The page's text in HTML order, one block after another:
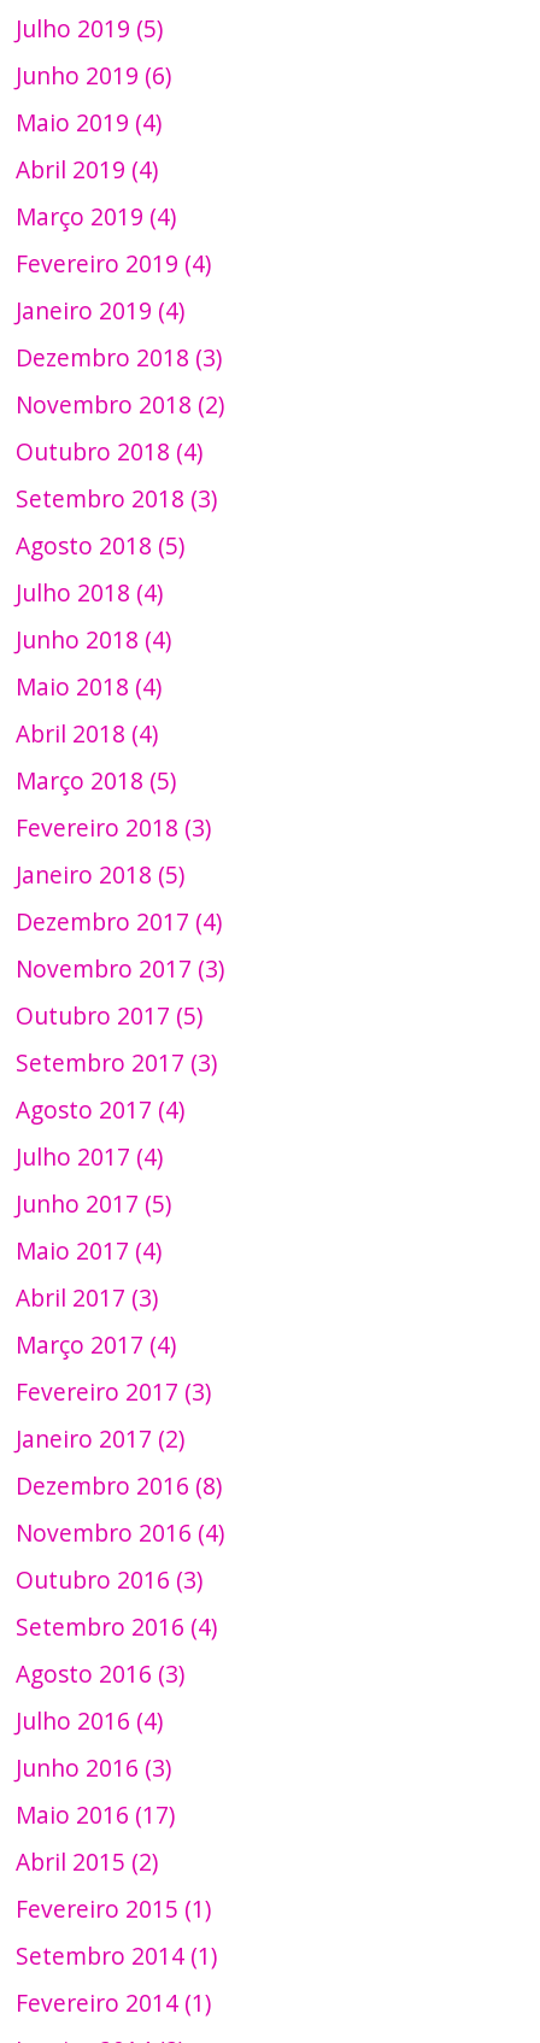
Julho 2019 (5)
Junho 2019 (6)
Maio 2019 (4)
Abril 2019 (4)
Março 2019 (4)
Fevereiro 2019 (4)
Janeiro 2019 (4)
Dezembro 2018 (3)
Novembro 2018 (2)
Outubro 2018 (4)
Setembro 2018 (3)
Agosto 2018 (5)
Julho 2018 (4)
Junho 2018 (4)
Maio 2018 (4)
Abril 2018 (4)
Março 2018 (5)
Fevereiro 2018 (3)
Janeiro 2018 (5)
Dezembro 2017 (4)
Novembro 2017 (3)
Outubro 2017 (5)
Setembro 2017 (3)
Agosto 2017 (4)
Julho 2017 (4)
Junho 2017 (5)
Maio 2017 (4)
Abril 2017 (3)
Março 2017 (4)
Fevereiro 2017 (3)
Janeiro 2017 (2)
Dezembro 2016 (8)
Novembro 2016 (4)
Outubro 2016 (3)
Setembro 2016 (4)
Agosto 2016 (3)
Julho 2016 (4)
Junho 2016 (3)
Maio 2016 (17)
Abril 2015 (2)
Fevereiro 2015 (1)
Setembro 2014 (1)
Fevereiro 2014 (1)